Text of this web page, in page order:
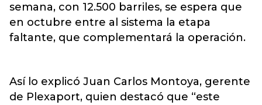
semana, con 12.500 barriles, se espera que
en octubre entre al sistema la etapa
faltante, que complementará la operación.
Así lo explicó Juan Carlos Montoya, gerente
de Plexaport, quien destacó que “este